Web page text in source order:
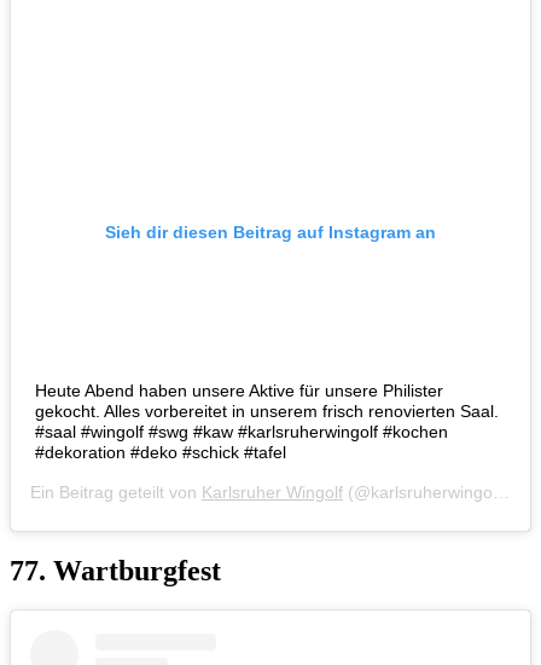
Sieh dir diesen Beitrag auf Instagram an
Heute Abend haben unsere Aktive für unsere Philister
gekocht. Alles vorbereitet in unserem frisch renovierten Saal.
#saal #wingolf #swg #kaw #karlsruherwingolf #kochen
#dekoration #deko #schick #tafel
Ein Beitrag geteilt von Karlsruher Wingolf (@karlsruherwingolf) am
77. Wartburgfest